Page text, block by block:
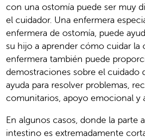
con una ostomía puede ser muy
el cuidador. Una enfermera
enfermera de ostomía, puede
su hijo a aprender cómo cuidar la
enfermera también puede
demostraciones sobre el cuidado
ayuda para resolver problemas,
comunitarios, apoyo emocional y
En algunos casos, donde la parte
intestino es extremadamente